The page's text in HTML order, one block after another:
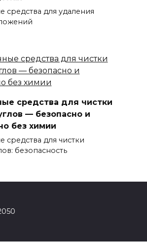
средства для удаления
средства для чистки
— безопасно и
без химии
средства для чистки
безопасность